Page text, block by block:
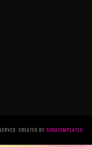
CREATED BY SORATEMPLATES